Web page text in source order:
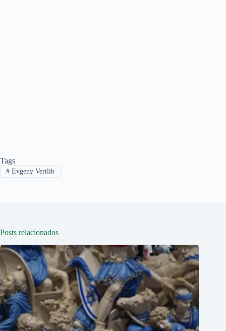
Tags
#Evgeny Vertlib
Posts relacionados